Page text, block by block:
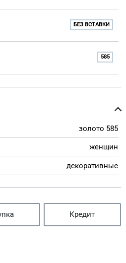
БЕЗ ВСТАВКИ
585
золото 585
женщин
декоративные
Кредит